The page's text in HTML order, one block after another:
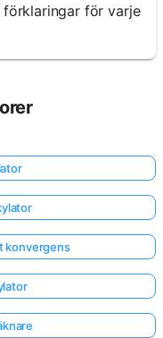
för varje
konvergens